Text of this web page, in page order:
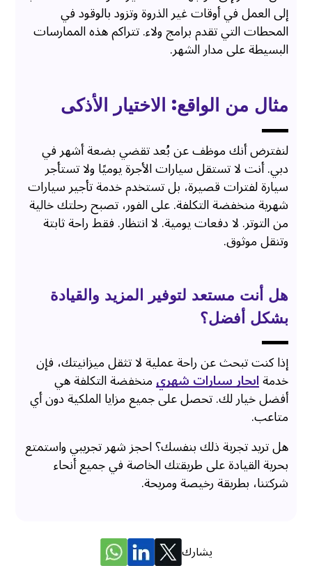
إلى العمل في أوقات غير الذروة وتزود بالوقود في
المحطات التي تقدم برامج ولاء. تتراكم هذه الممارسات
البسيطة على مدار الشهر.
مثال من الواقع: الاختيار الأذكى
لنفترض أنك موظف عن بُعد تقضي بضعة أشهر في
دبي. أنت لا تستقل سيارات الأجرة يوميًا ولا تستأجر
سيارة لفترات قصيرة، بل تستخدم خدمة تأجير سيارات
شهرية منخفضة التكلفة. على الفور، تصبح رحلتك خالية
من التوتر. لا دفعات يومية. لا انتظار. فقط راحة ثابتة
وتنقل موثوق.
هل أنت مستعد لتوفير المزيد والقيادة
بشكل أفضل؟
إذا كنت تبحث عن راحة عملية لا تثقل ميزانيتك، فإن
خدمةايجار سيارات شهريمنخفضة التكلفة هي
أفضل خيار لك. تحصل على جميع مزايا الملكية دون أي
متاعب.
هل تريد تجربة ذلك بنفسك؟ احجز شهر تجريبي واستمتع
بحرية القيادة على طريقتك الخاصة في جميع أنحاء
شركتنا، بطريقة رخيصة ومريحة.
يشارك